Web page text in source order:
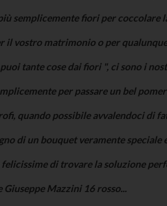
semplicemente fiori per coccolare
vostro matrimonio o per
tante cose dai fiori ", ci sono i
per passare un bel
quando possibile avvalendoci di
di un bouquet veramente speciale
di trovare la soluzione
Mazzini 16 rosso...